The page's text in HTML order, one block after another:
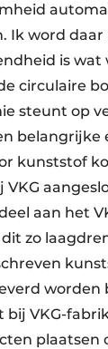
Ik word daar
is wat
circulaire
steunt op
belangrijke
kunststof
VKG
aan het
zo
worden
bij VKG-
plaatsen